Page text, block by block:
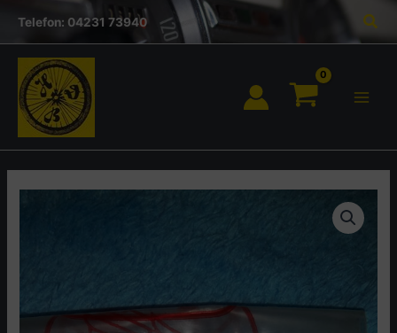
springen
Inhalt
Telefon: 04231 73940